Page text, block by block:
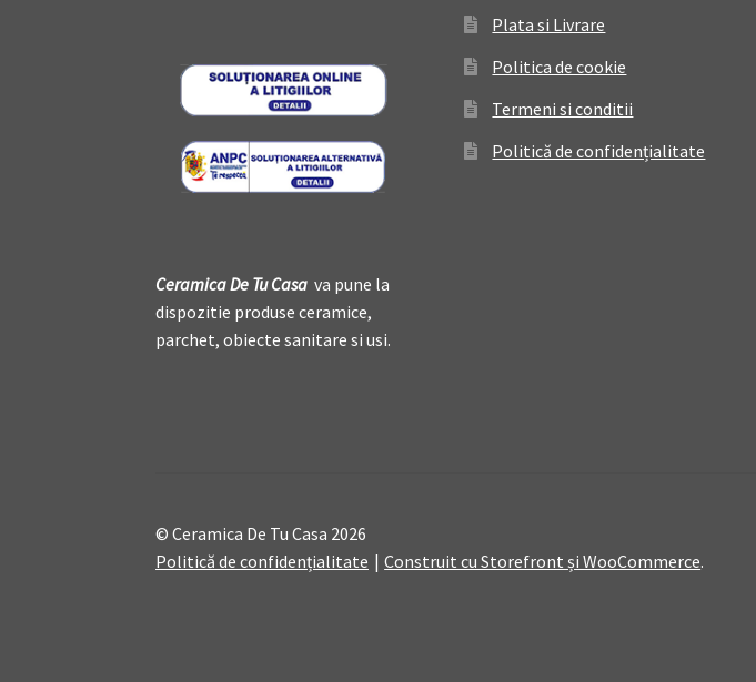
Ceramica De Tu Casa va pune la
dispozitie produse ceramice,
parchet, obiecte sanitare si usi.
Plata si Livrare
Politica de cookie
Termeni si conditii
Politică de confidențialitate
© Ceramica De Tu Casa 2026
Politică de confidențialitate
Construit cu Storefront și WooCommerce.